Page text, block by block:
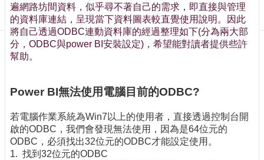
聯
絡
資
訂
消
網
站
導
覽
遍網路坊間資料，似乎尋不著自己的需求，即直接與管理
的資料庫連結，呈現當下資料圖表較直覺使用說明。因此
將自己透過ODBC連動資料庫的經過整理如下(分為兩大部
分，ODBC與power BI安裝設定)，希望能對讀者提供些許
幫助。
Power BI無法使用電腦目前的ODBC?
若電腦作業系統為Win7以上的使用者，直接透過控制台開
啟的ODBC，我們會發現無法使用，因為是64位元的
ODBC，必須找出32位元的ODBC才能設定使用。
1. 找到32位元的ODBC